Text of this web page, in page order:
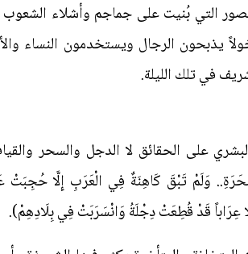
التي بُنيت على جماجم وأشلاء الشعوب
خولاً يذبحون الرجال ويستخدمون
في تلك الليلة.
على الحقائق لا الدجل والسحر
وَلَمْ تَبْقَ كَاهِنَةٌ فِي الْعَرَبِ إِلَّا
عِرَاباً قَدْ قُطِعَتْ دِجْلَةُ وَانْسَرَبَتْ فِي بِلَادِهِمْ).